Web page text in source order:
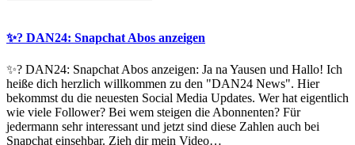
✨? DAN24: Snapchat Abos anzeigen
✨? DAN24: Snapchat Abos anzeigen: Ja na Yausen und Hallo! Ich
heiße dich herzlich willkommen zu den "DAN24 News". Hier
bekommst du die neuesten Social Media Updates. Wer hat eigentlich
wie viele Follower? Bei wem steigen die Abonnenten? Für
jedermann sehr interessant und jetzt sind diese Zahlen auch bei
Snapchat einsehbar. Zieh dir mein Video…